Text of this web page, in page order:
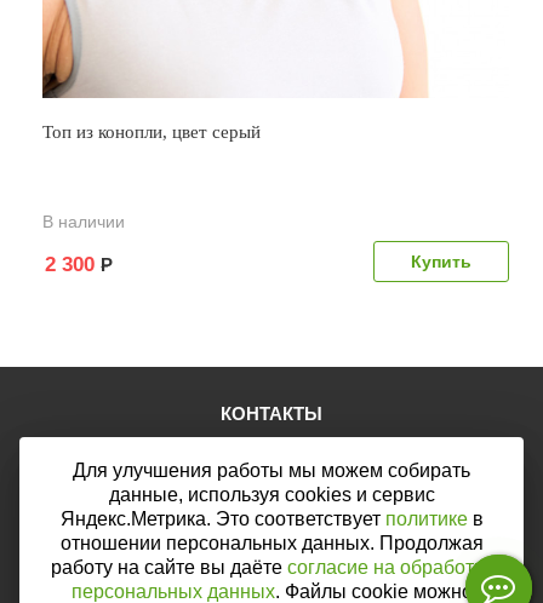
Топ из конопли, цвет серый
В наличии
2 300 Р
КОНТАКТЫ
E-mail:mail@web46.ru
Мы в соцсетях:
Для улучшения работы мы можем собирать
данные, используя cookies и сервис
Яндекс.Метрика. Это соответствует политикев
отношении персональных данных. Продолжая
работу на сайте вы даёте согласие на обработку
персональных данных. Файлы cookie можно